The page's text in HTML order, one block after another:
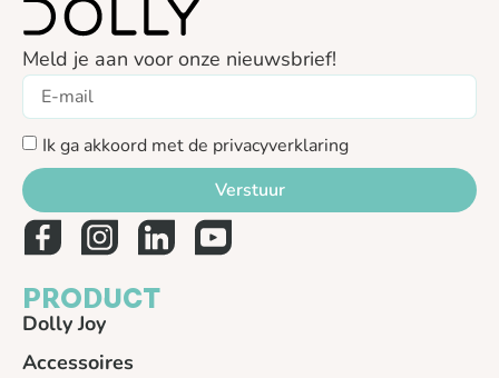
Meld je aan voor onze nieuwsbrief!
Ik ga akkoord met de privacyverklaring
Verstuur
PRODUCT
Dolly Joy
Accessoires